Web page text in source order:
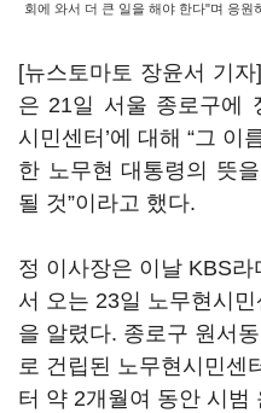
회에 와서 더 큰 일을 해야 한다"며 응원
[뉴스토마토 장윤서 기
은 21일 서울 종로구에
시민센터’에 대해 “그 이
한 노무현 대통령의 뜻
될 것”이라고 했다.
정 이사장은 이날 KBS라
서 오는 23일 노무현시
을 알렸다. 종로구 원서
로 건립된 노무현시민센
터 약 2개월여 동안 시범